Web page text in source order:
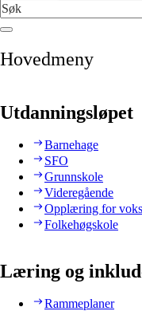
Hovedmeny
Utdanningsløpet
Barnehage
SFO
Grunnskole
Videregående
Opplæring for
Folkehøgskole
Læring og
Rammeplaner